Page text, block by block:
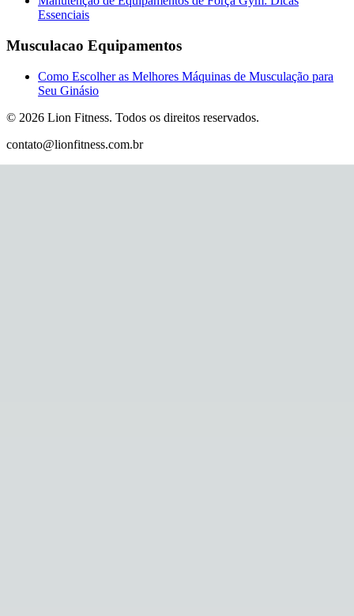
Essenciais
Musculacao Equipamentos
Como Escolher as Melhores Máquinas de Musculação para
Seu Ginásio
© 2026 Lion Fitness. Todos os direitos reservados.
contato@lionfitness.com.br